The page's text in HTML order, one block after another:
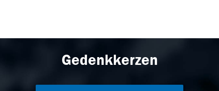
Gedenkkerzen